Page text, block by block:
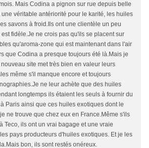
Mais Codina a pignon sur rue depuis belle
une véritable antériorité pour le karité, les huiles
savons à froid.Ils ont une clientèle un peu
fidèle.Je ne crois pas qu'ils se placent sur
qu'aroma-zone qui est maintenant dans l'air
que Codina a presque toujours été là.Mais je
site met très bien en valeur leurs
même s'il manque encore et toujours
ne leur achète que des huiles
longtemps ils étaient les seuls à fournir du
Paris ainsi que ces huiles exotiques dont le
ne trouve que chez eux en France.Même s'ils
Teco, ils ont un vrai bagage et une vraie
pays producteurs d'huiles exotiques. Et je les
bon, ils sont restés onéreux.